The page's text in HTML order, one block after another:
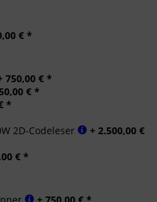
€ *
750,00 € *
€ *
*
2D-Codeleser
+ 2.500,00 €
€ *